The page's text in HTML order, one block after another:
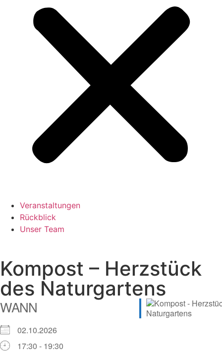
Veranstaltungen
Rückblick
Unser Team
Kompost – Herzstück
des Naturgartens
WANN
02.10.2026
17:30 - 19:30